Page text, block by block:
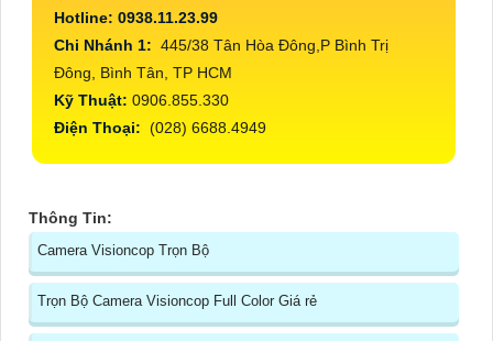
Hotline: 0938.11.23.99
Chi Nhánh 1: 445/38 Tân Hòa Đông,P Bình Trị
Đông, Bình Tân, TP HCM
Kỹ Thuật: 0906.855.330
Điện Thoại: (028) 6688.4949
Thông Tin:
Camera Visioncop Trọn Bộ
Trọn Bộ Camera Visioncop Full Color Giá rẻ